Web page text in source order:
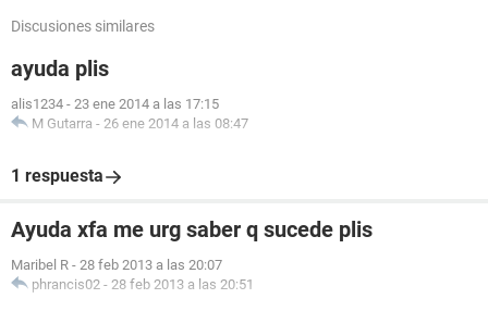
Discusiones similares
ayuda plis
alis1234 - 23 ene 2014 a las 17:15
M Gutarra - 26 ene 2014 a las 08:47
1 respuesta
Ayuda xfa me urg saber q sucede plis
Maribel R - 28 feb 2013 a las 20:07
phrancis02 - 28 feb 2013 a las 20:51